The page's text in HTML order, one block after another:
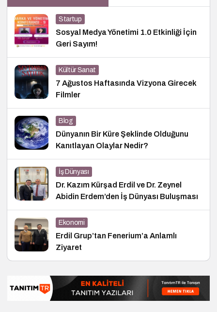
Startup
Sosyal Medya Yönetimi 1.0 Etkinliği İçin
Geri Sayım!
Kültür Sanat
7 Ağustos Haftasında Vizyona Girecek
Filmler
Blog
Dünyanın Bir Küre Şeklinde Olduğunu
Kanıtlayan Olaylar Nedir?
İş Dünyası
Dr. Kazım Kürşad Erdil ve Dr. Zeynel
Abidin Erdem’den İş Dünyası Buluşması
Ekonomi
Erdil Grup’tan Fenerium’a Anlamlı
Ziyaret